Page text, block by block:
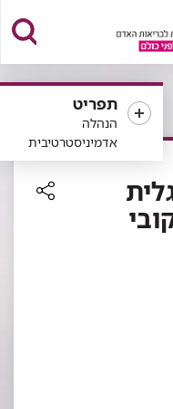
תפריט
הנהלה
אדמיניסטרטיבית